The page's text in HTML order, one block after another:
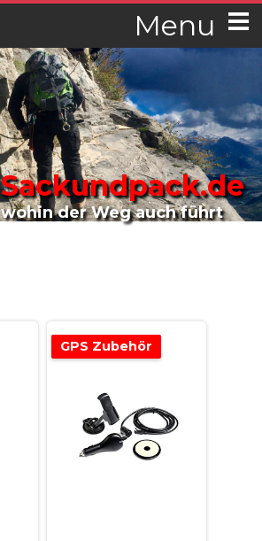
Menu
Sackundpack.de
wohin der Weg auch führt
GPS Zubehör